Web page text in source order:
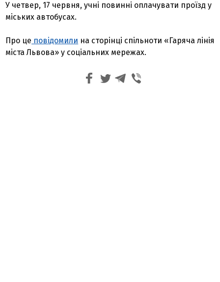
У четвер, 17 червня, учні повинні оплачувати проїзд у
міських автобусах.
Про це повідомили на сторінці спільноти «Гаряча лінія
міста Львова» у соціальних мережах.